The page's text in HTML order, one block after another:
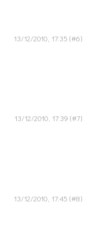
13/12/2010, 17:35
13/12/2010, 17:39
13/12/2010, 17:45